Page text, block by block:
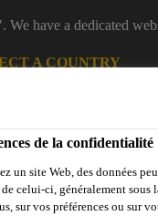
have a dedicated
A COUNTRY
de la confidentialité
un site Web, des données
celui-ci, généralement
sur vos préférences ou sur